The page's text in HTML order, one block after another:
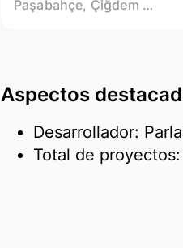
Paşabahçe, Çiğdem Mh.
Aspectos
Desarrollador:
Total de